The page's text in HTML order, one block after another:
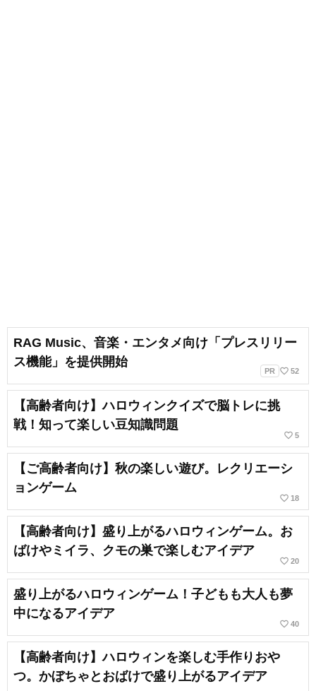
RAG Music、音楽・エンタメ向け「プレスリリー
ス機能」を提供開始
PR favorite_border 52
【高齢者向け】ハロウィンクイズで脳トレに挑
戦！知って楽しい豆知識問題
favorite_border 5
【ご高齢者向け】秋の楽しい遊び。レクリエーシ
ョンゲーム
favorite_border 18
【高齢者向け】盛り上がるハロウィンゲーム。お
ばけやミイラ、クモの巣で楽しむアイデア
favorite_border 20
盛り上がるハロウィンゲーム！子どもも大人も夢
中になるアイデア
favorite_border 40
【高齢者向け】ハロウィンを楽しむ手作りおや
つ。かぼちゃとおばけで盛り上がるアイデア